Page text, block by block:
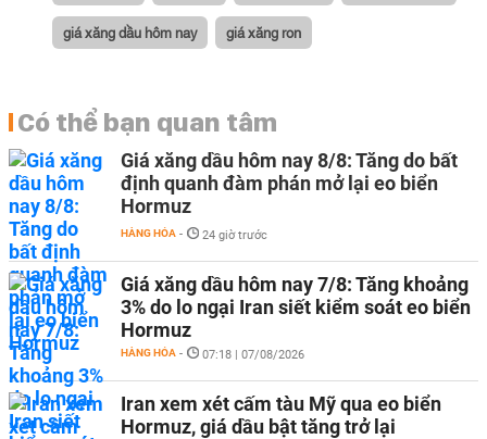
giá xăng dầu hôm nay giá xăng ron
Có thể bạn quan tâm
Giá xăng dầu hôm nay 8/8: Tăng do bất
định quanh đàm phán mở lại eo biển
Hormuz
HÀNG HÓA - 24 giờ trước
Giá xăng dầu hôm nay 7/8: Tăng khoảng
3% do lo ngại Iran siết kiểm soát eo biển
Hormuz
HÀNG HÓA - 07:18 | 07/08/2026
Iran xem xét cấm tàu Mỹ qua eo biển
Hormuz, giá dầu bật tăng trở lại